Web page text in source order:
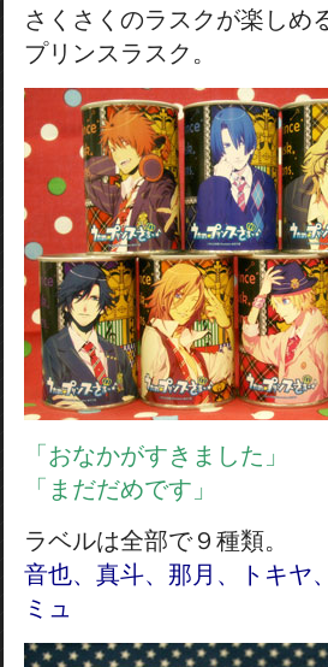
さくさくのラスクが楽しめ
プリンスラスク。
「おなかがすきました」
「まだだめです」
ラベルは全部で９種類。
音也、真斗、那月、トキヤ
ミュ